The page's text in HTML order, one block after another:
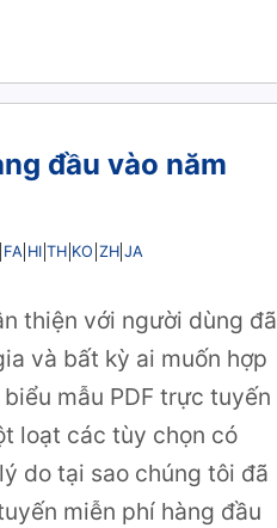
đầu vào năm
FA HI TH KO ZH JA
thiện với người dùng đã
và bất kỳ ai muốn hợp
mẫu PDF trực tuyến
loạt các tùy chọn có
do tại sao chúng tôi đã
miễn phí hàng đầu